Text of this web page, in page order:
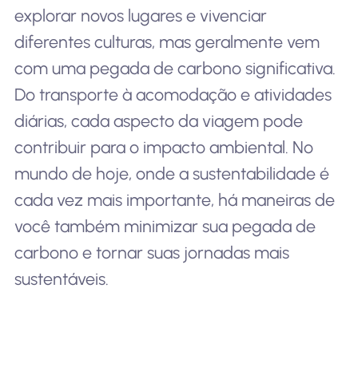
explorar novos lugares e vivenciar
diferentes culturas, mas geralmente vem
com uma pegada de carbono significativa.
Do transporte à acomodação e atividades
diárias, cada aspecto da viagem pode
contribuir para o impacto ambiental. No
mundo de hoje, onde a sustentabilidade é
cada vez mais importante, há maneiras de
você também minimizar sua pegada de
carbono e tornar suas jornadas mais
sustentáveis.